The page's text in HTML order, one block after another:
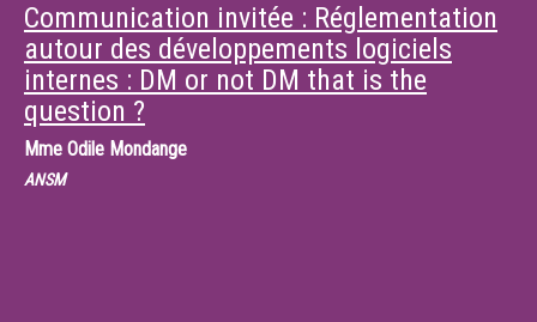
Communication invitée : Réglementation
autour des développements logiciels
internes : DM or not DM that is the
question ?
Mme Odile Mondange
ANSM